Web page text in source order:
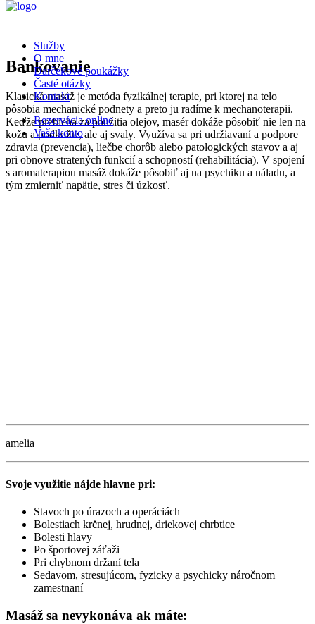
Služby
O mne
Darčekové poukážky
Časté otázky
Kontakt
Rezervácia online
Vaše konto
Bankovanie
Klasická masáž je metóda fyzikálnej terapie, pri ktorej na telo
pôsobia mechanické podnety a preto ju radíme k mechanoterapii.
Keďže prebieha za použitia olejov, masér dokáže pôsobiť nie len na
kožu a podkožie, ale aj svaly. Využíva sa pri udržiavaní a podpore
zdravia (prevencia), liečbe chorôb alebo patologických stavov a aj
pri obnove stratených funkcií a schopností (rehabilitácia). V spojení
s aromaterapiou masáž dokáže pôsobiť aj na psychiku a náladu, a
tým zmierniť napätie, stres či úzkosť.
amelia
Svoje využitie nájde hlavne pri:
Stavoch po úrazoch a operáciách
Bolestiach krčnej, hrudnej, driekovej chrbtice
Bolesti hlavy
Po športovej záťaži
Pri chybnom držaní tela
Sedavom, stresujúcom, fyzicky a psychicky náročnom
zamestnaní
Masáž sa nevykonáva ak máte: